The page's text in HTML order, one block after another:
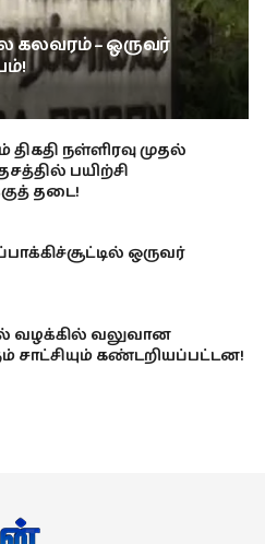
– ஒருவர்
நள்ளிரவு முதல்
பயிற்சி
தடை!
ஒருவர்
வழக்கில் வலுவான
சாட்சியும் கண்டறியப்பட்டன!